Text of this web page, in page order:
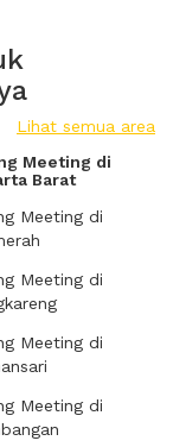
Lihat semua area
Meeting di
Barat
Meeting di
Meeting di
Meeting di
Meeting di